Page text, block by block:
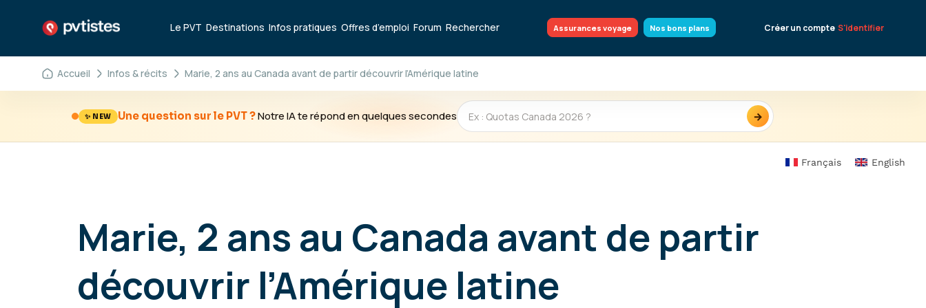
Le PVT Destinations Infos pratiques Offres d’emploi Forum Rechercher Assurances voyage Nos bons plans Créer un compte S'identifier
Accueil Infos & récits Marie, 2 ans au Canada avant de partir découvrir l’Amérique latine
✨ NEW Une question sur le PVT ?Notre IA te répond en quelques secondes →
Français English
Marie, 2 ans au Canada avant de partir
découvrir l’Amérique latine